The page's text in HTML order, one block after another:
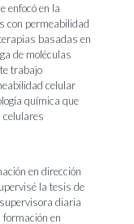
enfocó en la
con permeabilidad
basadas en
de moléculas
trabajo
celular
química que
celulares
en dirección
la tesis de
diaria
formación en